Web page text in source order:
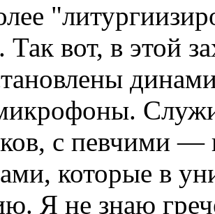
Так вот, в этой
с певчими —
которые в
Я не знаю